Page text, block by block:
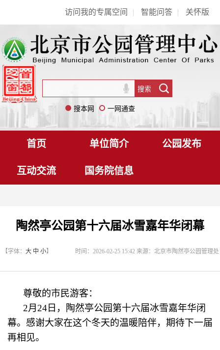
访问我的专属空间 | 智能问答 | 关怀版
搜本网 一网通查
首页 单位简介 公园发布
互动交流 国务院信息
陶然亭公园第十六届冰雪嘉年华闭幕
时间：2026-02-25 15:42 来源：北京市陶然亭公园管理处
【字体： 大 中 小】
尊敬的市民游客：
2月24日，陶然亭公园第十六届冰雪嘉年华闭
幕。感谢大家在这个冬天的温暖陪伴，期待下一届
再相见。